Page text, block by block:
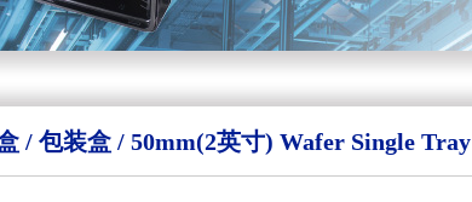
/ 包装盒 / 50mm(2英寸) Wafer Single Tray